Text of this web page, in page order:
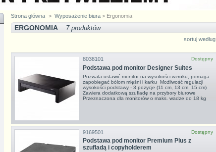
Strona główna > Wyposażenie biura > Ergonomia
ERGONOMIA 7 produktów
sortuj według
Dostępny
8038101
Podstawa pod monitor Designer Suites
Pozwala ustawić monitor na wysokości wzroku, pomaga
zapobiegać bólom mięśni i karku Możliwość regulacji
wysokości podstawy - 3 pozycje (11 cm, 13 cm, 15 cm)
Zawiera dodatkową szufladę na przybory biurowe
Przeznaczona dla monitorów o maks. wadze do 18 kg
Dostępny
9169501
Podstawa pod monitor Premium Plus z
szufladą i copyholderem